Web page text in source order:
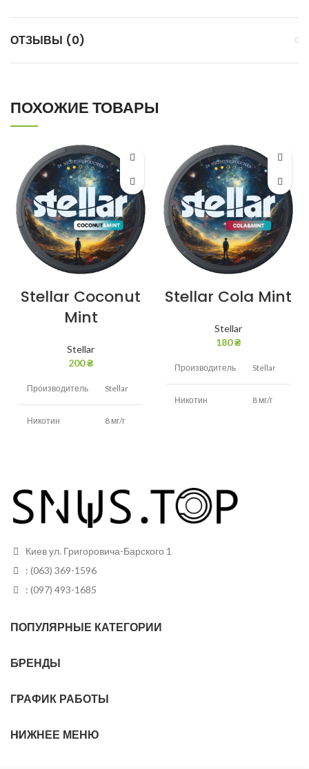
ОТЗЫВЫ (0)
ПОХОЖИЕ ТОВАРЫ
Stellar Coconut
Mint
Stellar
200₴
Производитель Stellar
Никотин 8 мг/г
Вид Белый
банке
Stellar Cola Mint
Stellar
180₴
Производитель Stellar
Никотин 8 мг/г
Грамм в банке
Киев ул. Григоровича-Барского 1
: (063) 369-1596
: (097) 493-1685
ПОПУЛЯРНЫЕ КАТЕГОРИИ
БРЕНДЫ
ГРАФИК РАБОТЫ
НИЖНЕЕ МЕНЮ